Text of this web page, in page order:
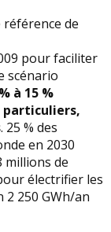
référence de
pour faciliter
scénario
à 15 %
particuliers,
. 25 % des
en 2030
millions de
électrifier les
2 250 GWh/an